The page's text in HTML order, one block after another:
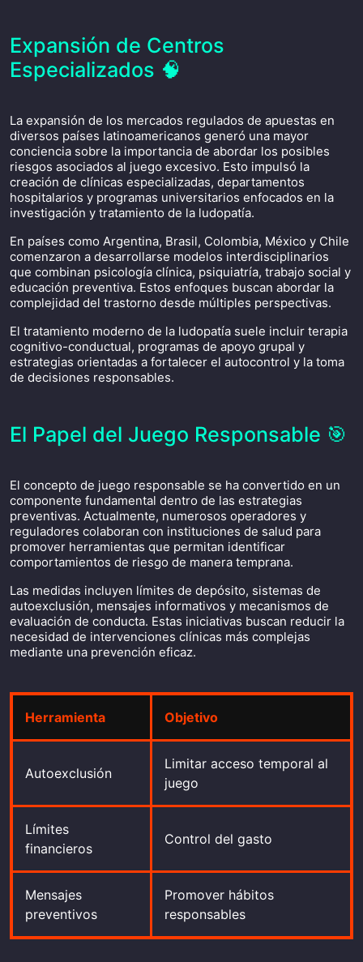
Expansión de Centros
Especializados 🧠
La expansión de los mercados regulados de apuestas en
diversos países latinoamericanos generó una mayor
conciencia sobre la importancia de abordar los posibles
riesgos asociados al juego excesivo. Esto impulsó la
creación de clínicas especializadas, departamentos
hospitalarios y programas universitarios enfocados en la
investigación y tratamiento de la ludopatía.
En países como Argentina, Brasil, Colombia, México y Chile
comenzaron a desarrollarse modelos interdisciplinarios
que combinan psicología clínica, psiquiatría, trabajo social y
educación preventiva. Estos enfoques buscan abordar la
complejidad del trastorno desde múltiples perspectivas.
El tratamiento moderno de la ludopatía suele incluir terapia
cognitivo-conductual, programas de apoyo grupal y
estrategias orientadas a fortalecer el autocontrol y la toma
de decisiones responsables.
El Papel del Juego Responsable 🎯
El concepto de juego responsable se ha convertido en un
componente fundamental dentro de las estrategias
preventivas. Actualmente, numerosos operadores y
reguladores colaboran con instituciones de salud para
promover herramientas que permitan identificar
comportamientos de riesgo de manera temprana.
Las medidas incluyen límites de depósito, sistemas de
autoexclusión, mensajes informativos y mecanismos de
evaluación de conducta. Estas iniciativas buscan reducir la
necesidad de intervenciones clínicas más complejas
mediante una prevención eficaz.
Herramienta Objetivo
Autoexclusión
Limitar acceso temporal al
juego
Límites
financieros
Control del gasto
Mensajes
preventivos
Promover hábitos
responsables